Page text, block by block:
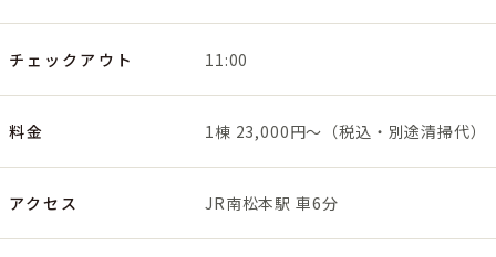
チェックアウト 11:00
料金 1棟 23,000円〜（税込・別途清掃代）
アクセス JR南松本駅 車6分